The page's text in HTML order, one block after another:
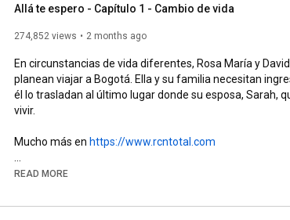
Allá te espero - Capítulo 1 - Cambio de vida
274,852 views 2 months ago
En circunstancias de vida diferentes, Rosa María y David
planean viajar a Bogotá. Ella y su familia necesitan
él lo trasladan al último lugar donde su esposa, Sarah,
vivir.
Mucho más en https://www.rcntotal.com
¡Síguenos en nuestras redes sociales!
Instagram: https://www.instagram.com/rcntotal/
READ MORE